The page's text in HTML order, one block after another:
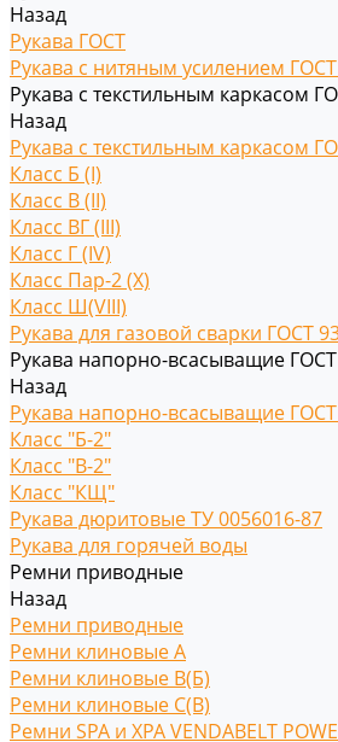
Назад
Рукава ГОСТ
Рукава с нитяным усилением
Рукава с текстильным каркасом
Назад
Рукава с текстильным каркасом
Класс Б (I)
Класс В (II)
Класс ВГ (III)
Класс Г (IV)
Класс Пар-2 (X)
Класс Ш(VIII)
Рукава для газовой сварки ГОСТ
Рукава напорно-всасыващие
Назад
Рукава напорно-всасыващие
Класс "Б-2"
Класс "В-2"
Класс "КЩ"
Рукава дюритовые ТУ 0056016-87
Рукава для горячей воды
Ремни приводные
Назад
Ремни приводные
Ремни клиновые A
Ремни клиновые В(Б)
Ремни клиновые С(B)
Ремни SPA и XPA VENDABELT